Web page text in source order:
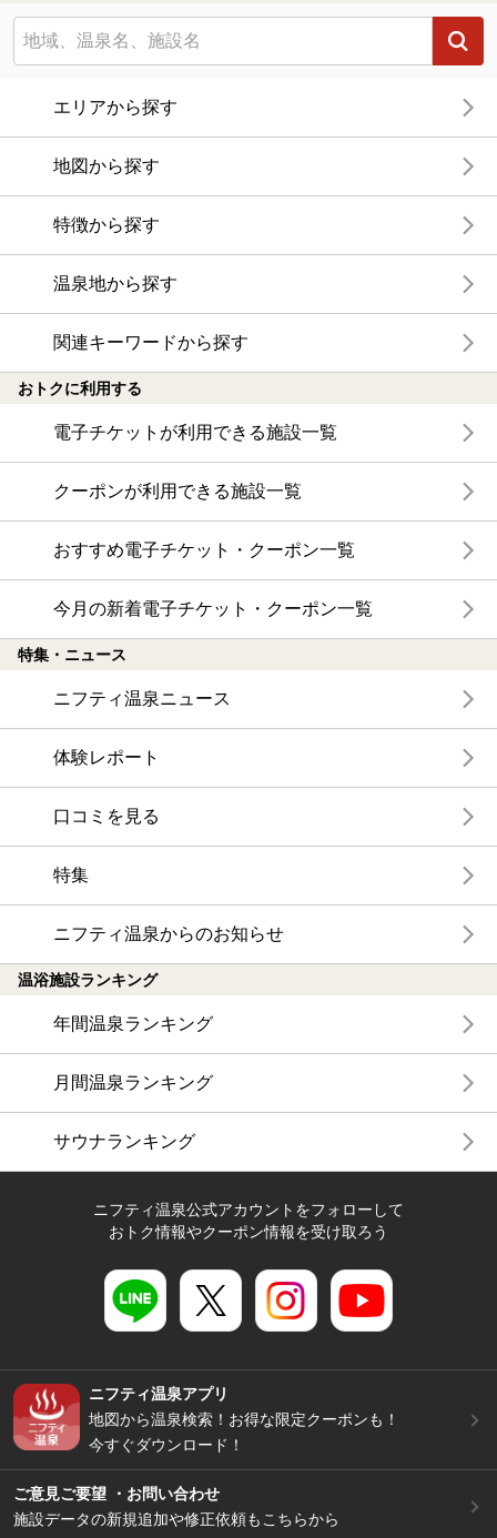
エリアから探す
地図から探す
特徴から探す
温泉地から探す
関連キーワードから探す
おトクに利用する
電子チケットが利用できる施設一覧
クーポンが利用できる施設一覧
おすすめ電子チケット・クーポン一覧
今月の新着電子チケット・クーポン一覧
特集・ニュース
ニフティ温泉ニュース
体験レポート
口コミを見る
特集
ニフティ温泉からのお知らせ
温浴施設ランキング
年間温泉ランキング
月間温泉ランキング
サウナランキング
ニフティ温泉公式アカウントをフォローして
おトク情報やクーポン情報を受け取ろう
ニフティ温泉アプリ
地図から温泉検索！お得な限定クーポンも！
今すぐダウンロード！
ご意見ご要望 ・お問い合わせ
施設データの新規追加や修正依頼もこちらから